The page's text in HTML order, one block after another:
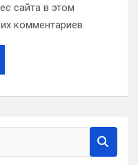
сайта в этом
комментариев.